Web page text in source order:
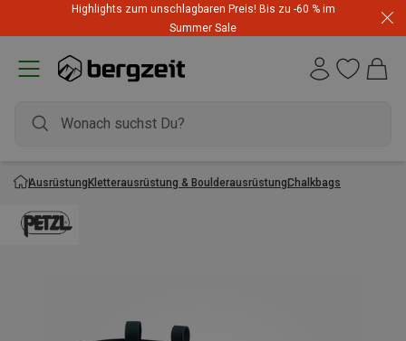
Highlights zum unschlagbaren Preis! Bis zu -60 % im
Summer Sale
AusrüstungKletterausrüstung & BoulderausrüstungChalkbags